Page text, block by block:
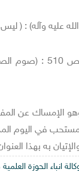
عليه وآله) : (
وفي مستند الشيعة
وهو الإمساك عن
مستحب في اليوم
به بهذا
انباء الحوزة